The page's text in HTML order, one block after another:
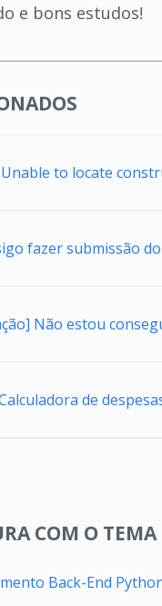
e bons estudos!
to locate
fazer submissão
Não estou
de
COM O TEMA
Back-End